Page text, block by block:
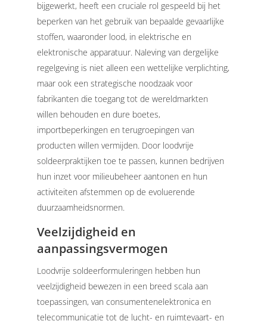
bijgewerkt, heeft een cruciale rol gespeeld bij het
beperken van het gebruik van bepaalde gevaarlijke
stoffen, waaronder lood, in elektrische en
elektronische apparatuur. Naleving van dergelijke
regelgeving is niet alleen een wettelijke verplichting,
maar ook een strategische noodzaak voor
fabrikanten die toegang tot de wereldmarkten
willen behouden en dure boetes,
importbeperkingen en terugroepingen van
producten willen vermijden. Door loodvrije
soldeerpraktijken toe te passen, kunnen bedrijven
hun inzet voor milieubeheer aantonen en hun
activiteiten afstemmen op de evoluerende
duurzaamheidsnormen.
Veelzijdigheid en
aanpassingsvermogen
Loodvrije soldeerformuleringen hebben hun
veelzijdigheid bewezen in een breed scala aan
toepassingen, van consumentenelektronica en
telecommunicatie tot de lucht- en ruimtevaart- en